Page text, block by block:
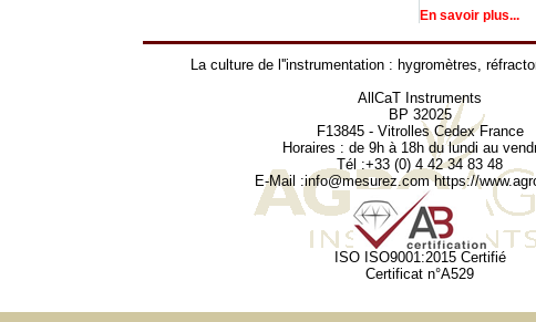
En savoir plus...
La culture de l''instrumentation : hygromètres,
AllCaT Instruments
BP 32025
F13845 - Vitrolles Cedex France
Horaires : de 9h à 18h du lundi au
Tél :+33 (0) 4 42 34 83 48
E-Mail :info@mesurez.com https://
ISO ISO9001:2015 Certifié
Certificat n°A529